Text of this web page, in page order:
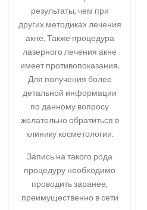
результаты, чем при
других методиках лечения
акне. Также процедура
лазерного лечения акне
имеет противопоказания.
Для получения более
детальной информации
по данному вопросу
желательно обратиться в
клинику косметологии.
Запись на такого рода
процедуру необходимо
проводить заранее,
преимущественно в сети